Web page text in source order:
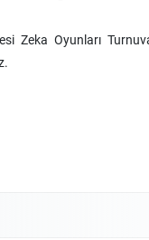
Zeka Oyunları
.